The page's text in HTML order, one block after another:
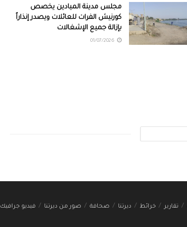
مجلس مدينة الميادين يخصص
كورنيش الفرات للعائلات ويصدر إنذاراً
بإزالة جميع الإشغالات
تقارير خرائط ديرتنا صحافة صور من ديرتنا فيديو جرافيك